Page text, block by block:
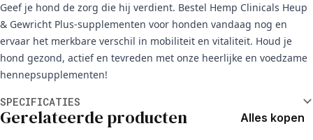
Geef je hond de zorg die hij verdient. Bestel Hemp Clinicals Heup
& Gewricht Plus-supplementen voor honden vandaag nog en
ervaar het merkbare verschil in mobiliteit en vitaliteit. Houd je
hond gezond, actief en tevreden met onze heerlijke en voedzame
hennepsupplementen!
SPECIFICATIES
Gerelateerde producten Alles kopen